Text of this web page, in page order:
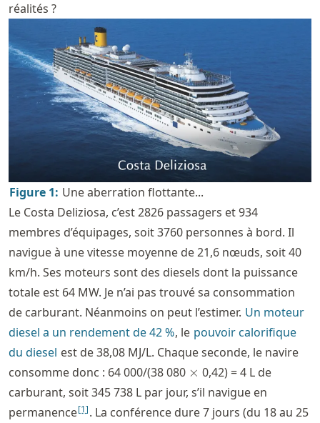
réalités ?
Figure 1: Une aberration flottante...
Le Costa Deliziosa, c’est 2826 passagers et 934
membres d’équipages, soit 3760 personnes à bord. Il
navigue à une vitesse moyenne de 21,6 nœuds, soit 40
km/h. Ses moteurs sont des diesels dont la puissance
totale est 64 MW. Je n’ai pas trouvé sa consommation
de carburant. Néanmoins on peut l’estimer. Un moteur
diesel a un rendement de 42 %, le pouvoir calorifique
du diesel est de 38,08 MJ/L. Chaque seconde, le navire
consomme donc : 64 000/(38 080 \times
× 0,42) = 4 L de
carburant, soit 345 738 L par jour, s’il navigue en
permanence[1]. La conférence dure 7 jours (du 18 au 25